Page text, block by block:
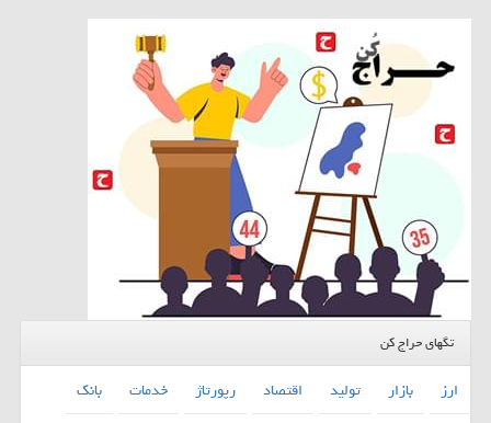
تگهای حراج کن
ارز بازار تولید اقتصاد رپورتاژ خدمات
بانك